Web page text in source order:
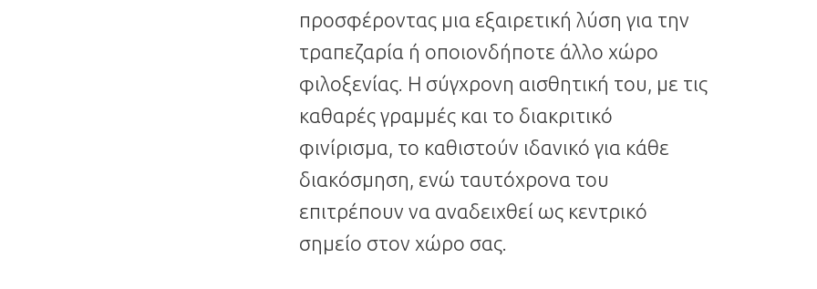
προσφέροντας μια εξαιρετική λύση για την
τραπεζαρία ή οποιονδήποτε άλλο χώρο
φιλοξενίας. Η σύγχρονη αισθητική του, με τις
καθαρές γραμμές και το διακριτικό
φινίρισμα, το καθιστούν ιδανικό για κάθε
διακόσμηση, ενώ ταυτόχρονα του
επιτρέπουν να αναδειχθεί ως κεντρικό
σημείο στον χώρο σας.